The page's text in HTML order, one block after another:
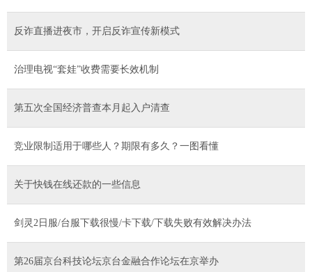
反诈直播进夜市，开启反诈宣传新模式
治理电视“套娃”收费需要长效机制
第五次全国经济普查本月起入户清查
竞业限制适用于哪些人？期限有多久？一图看懂
关于快钱在线还款的一些信息
剑灵2日服/台服下载很慢/卡下载/下载失败有效解决办法
第26届京台科技论坛京台金融合作论坛在京举办